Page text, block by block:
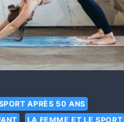
APRÈS 50 ANS
LA FEMME ET LE SPORT